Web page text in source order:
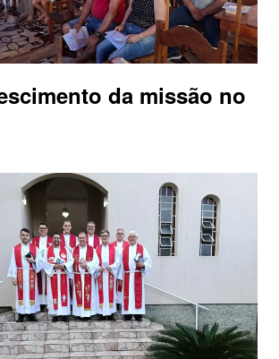
da missão no